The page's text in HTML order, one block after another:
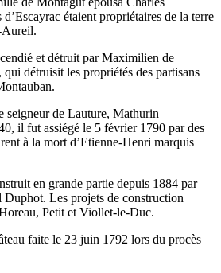
étaient propriétaires de la terre
Aureil.
et détruit par Maximilien de
détruisit les propriétés des partisans
seigneur de Lauture, Mathurin
il fut assiégé le 5 février 1790 par des
à la mort d’Etienne-Henri marquis
en grande partie depuis 1884 par
Duphot. Les projets de construction
Petit et Viollet-le-Duc.
faite le 23 juin 1792 lors du procès